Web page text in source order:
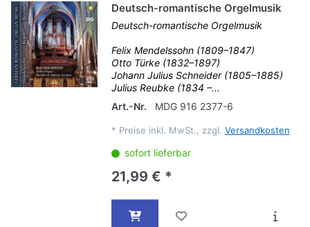
Deutsch-romantische Orgelmusik
Deutsch-romantische Orgelmusik
Felix Mendelssohn (1809–1847)
Otto Türke (1832–1897)
Johann Julius Schneider (1805–1885)
Julius Reubke (1834 –...
Art.-Nr.
MDG 916 2377-6
* Preise inkl. MwSt., zzgl. Versandkosten
sofort lieferbar
21,99 € *